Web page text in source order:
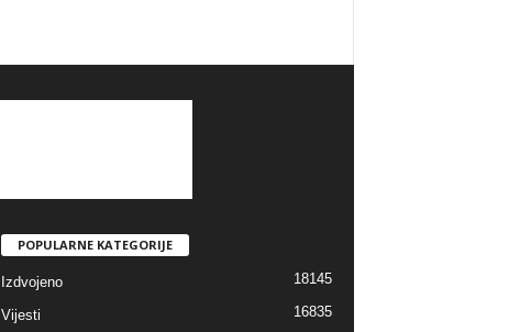
POPULARNE KATEGORIJE
Izdvojeno 18145
Vijesti 16835